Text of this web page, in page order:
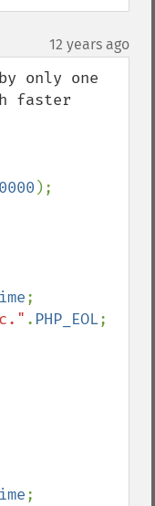
12 years ago
only one
faster
);
;
. PHP_EOL;
;